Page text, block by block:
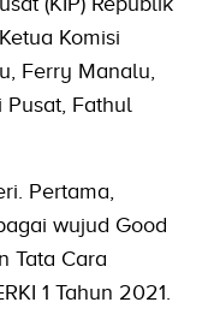
Komisi
Ferry Manalu,
Pusat, Fathul
Pertama,
wujud Good
Tata Cara
1 Tahun 2021.